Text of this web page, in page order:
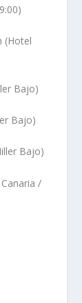
(Hotel
Bajo)
Bajo)
Bajo)
/